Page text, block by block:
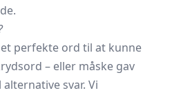
perfekte ord til at kunne
– eller måske gav
svar. Vi